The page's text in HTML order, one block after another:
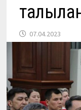
07.04.2023